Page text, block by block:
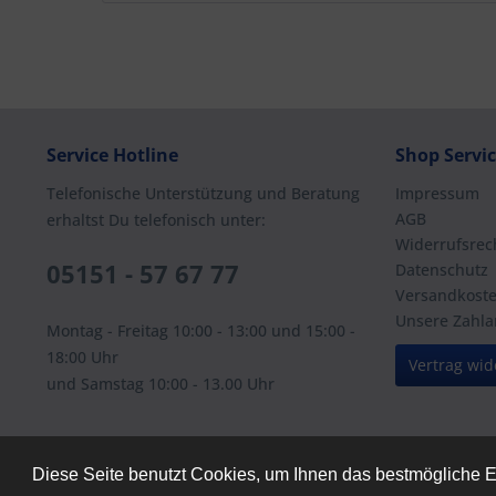
Diese Seite benutzt Cookies, um Ihnen das bestmögliche
Service Hotline
Telefonische Unterstützung und Beratung
erhaltst Du telefonisch unter:
05151 - 57 67 77
Montag - Freitag 10:00 - 13:00 und 15:00 -
18:00 Uhr
und Samstag 10:00 - 13.00 Uhr
Shop
Impressum
AGB
Datenschutz
Unsere
Vertrag
* Alle Preise inkl.